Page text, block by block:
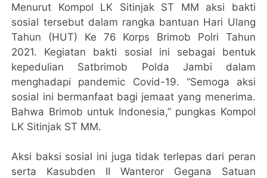
Menurut Kompol LK Sitinjak ST MM aksi bakti
sosial tersebut dalam rangka bantuan Hari Ulang
Tahun (HUT) Ke 76 Korps Brimob Polri Tahun
2021. Kegiatan bakti sosial ini sebagai bentuk
kepedulian Satbrimob Polda Jambi dalam
menghadapi pandemic Covid-19. “Semoga aksi
sosial ini bermanfaat bagi jemaat yang menerima.
Bahwa Brimob untuk Indonesia,” pungkas Kompol
LK Sitinjak ST MM.
Aksi baksi sosial ini juga tidak terlepas dari peran
serta Kasubden II Wanteror Gegana Satuan